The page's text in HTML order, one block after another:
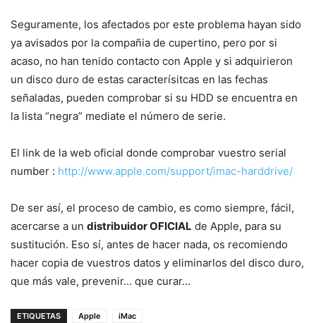
Seguramente, los afectados por este problema hayan sido
ya avisados por la compañia de cupertino, pero por si
acaso, no han tenido contacto con Apple y si adquirieron
un disco duro de estas caracterísitcas en las fechas
señaladas, pueden comprobar si su HDD se encuentra en
la lista “negra” mediate el número de serie.
El link de la web oficial donde comprobar vuestro serial
number : http://www.apple.com/support/imac-harddrive/
De ser así, el proceso de cambio, es como siempre, fácil,
acercarse a un distribuidor OFICIAL de Apple, para su
sustitución. Eso sí, antes de hacer nada, os recomiendo
hacer copia de vuestros datos y eliminarlos del disco duro,
que más vale, prevenir… que curar…
ETIQUETAS Apple iMac